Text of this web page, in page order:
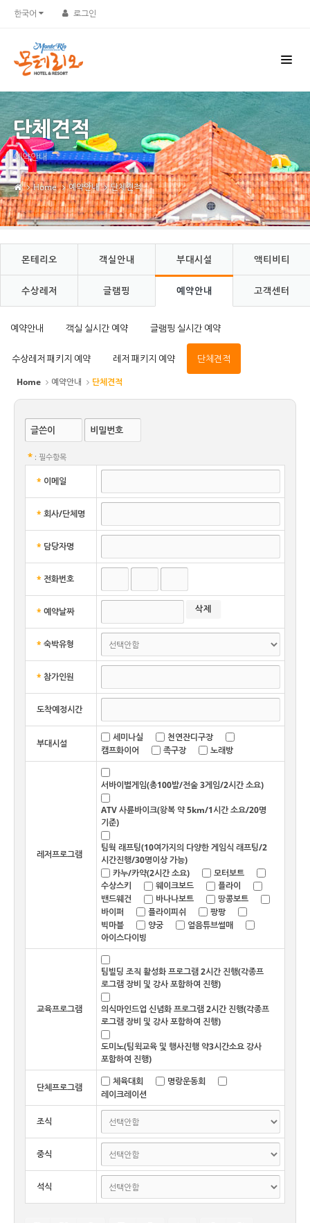
한국어 로그인
단체견적
예약안내
Home 예약안내 단체견적
몬테리오 객실안내 부대시설 액티비티
수상레저 글램핑 예약안내 고객센터
예약안내 객실 실시간 예약 글램핑 실시간 예약
수상레저 패키지 예약 레저 패키지 예약 단체견적
Home 예약안내 단체견적
글쓴이 비밀번호
* : 필수항목
* 이메일
* 회사/단체명
* 담당자명
* 전화번호
* 예약날짜
* 숙박유형
* 참가인원
도착예정시간
부대시설
세미나실
천연잔디구장
캠프화이어
족구장 노래방
레저프로그램
서바이벌게임(총100발/전술 3게임/2시간 소요)
ATV 사륜바이크(왕복 약 5km/1시간 소요/20명
기준)
팀웍 래프팅(10여가지의 다양한 게임식 래프팅/2
시간진행/30명이상 가능)
카누/카약(2시간 소요)
모터보트
수상스키
웨이크보드
플라이
밴드웨건
바나나보트
땅콩보트
바이퍼
플라이피쉬
팡팡
빅마블
양궁
얼음튜브썰매
아이스다이빙
교육프로그램
팀빌딩 조직 활성화 프로그램 2시간 진행(각종프
로그램 장비 및 강사 포함하여 진행)
의식마인드업 신념화 프로그램 2시간 진행(각종프
로그램 장비 및 강사 포함하여 진행)
도미노(팀윅교육 및 행사진행 약3시간소요 강사
포함하여 진행)
단체프로그램
체육대회
명랑운동회
레이크레이션
조식
중식
석식